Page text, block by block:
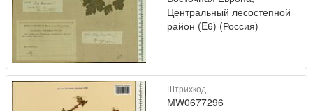
Центральный лесостепной
район (E6) (Россия)
Штрихкод
MW0677296